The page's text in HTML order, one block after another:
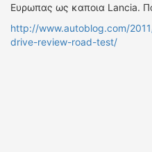
Ευρωπας ως καποια Lancia.
http://www.autoblog.com/
drive-review-road-test/
WRC